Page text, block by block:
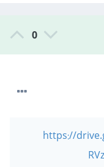
0
https://